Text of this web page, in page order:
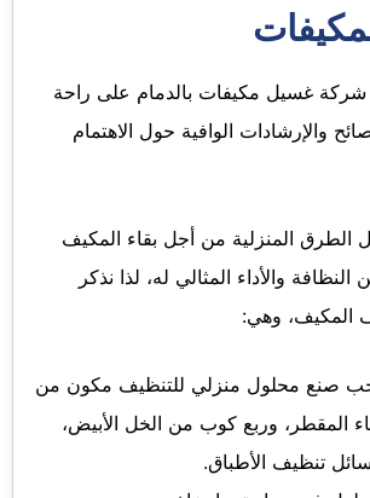
غسيل مكيفات بالدمام على راحة
والإرشادات الوافية حول الاهتمام
الطرق المنزلية من أجل بقاء المكيف
والأداء المثالي له، لذا نذكر
المكيف، وهي:
يجب صنع محلول منزلي للتنظيف مكون من
المقطر، وربع كوب من الخل الأبيض،
تنظيف الأطباق.